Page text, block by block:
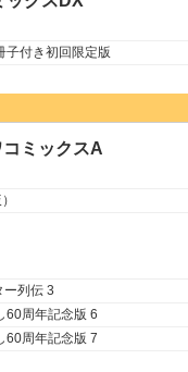
子付き初回限定版
ミックスA
ー列伝 3
60周年記念版 6
60周年記念版 7